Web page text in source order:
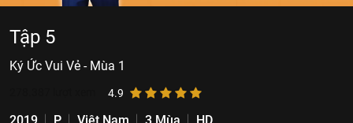
Tập 5
Ký Ức Vui Vẻ - Mùa 1
4.9